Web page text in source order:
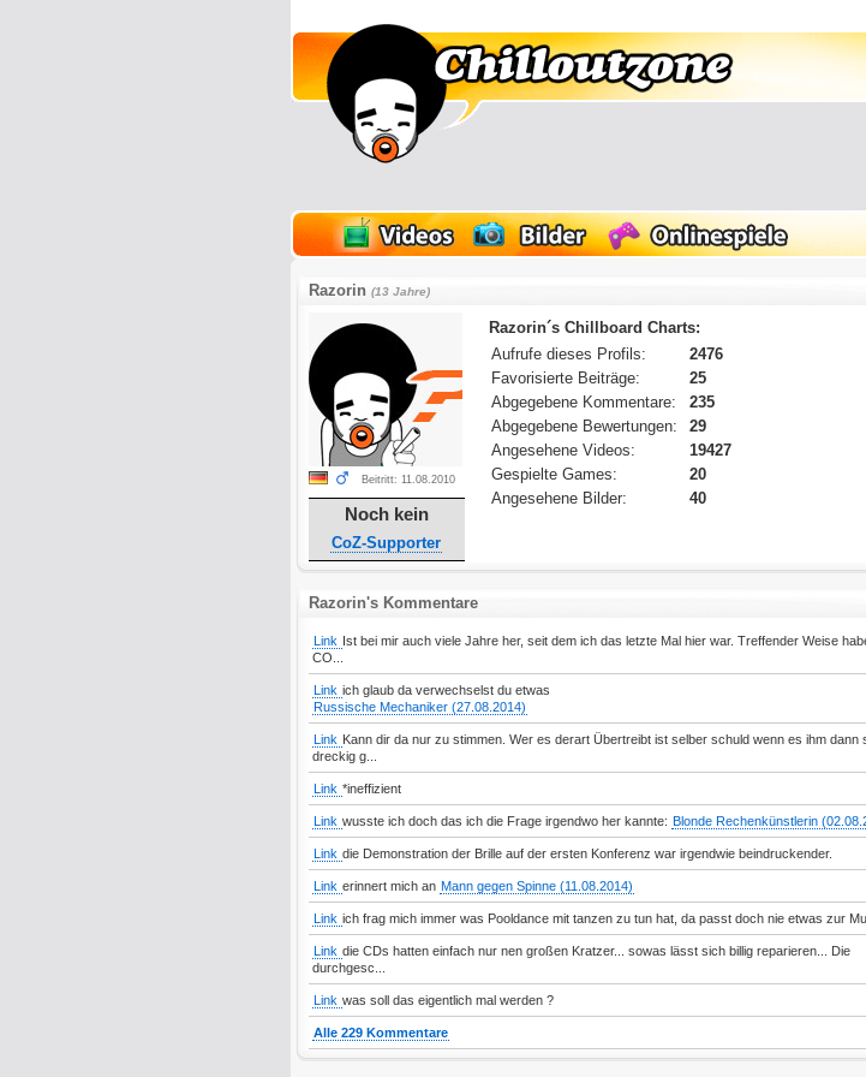
Razorin (13 Jahre)
Beitritt: 11.08.2010
Noch kein
CoZ-Supporter
Razorin´s Chillboard Charts:
Aufrufe dieses Profils:
2476
Favorisierte Beiträge:
25
Abgegebene Kommentare:
235
Abgegebene Bewertungen:
29
Angesehene Videos:
19427
Gespielte Games:
20
Angesehene Bilder:
40
Razorin's Kommentare
Link Ist bei mir auch viele Jahre her, seit dem ich das letzte Mal hier war. Treffender Weise
CO...
Link ich glaub da verwechselst du etwas
Russische Mechaniker (27.08.2014)
Link Kann dir da nur zu stimmen. Wer es derart Übertreibt ist selber schuld wenn es ihm dann
dreckig g...
Link *ineffizient
Link wusste ich doch das ich die Frage irgendwo her kannte: Blonde Rechenkünstlerin
Link die Demonstration der Brille auf der ersten Konferenz war irgendwie beindruckender.
Link erinnert mich an Mann gegen Spinne (11.08.2014)
Link ich frag mich immer was Pooldance mit tanzen zu tun hat, da passt doch nie etwas zur
Link die CDs hatten einfach nur nen großen Kratzer... sowas lässt sich billig reparieren... Die
durchgesc...
Link was soll das eigentlich mal werden ?
Alle 229 Kommentare